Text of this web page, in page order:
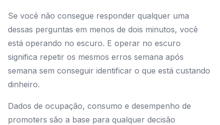
Se você não consegue responder qualquer uma
dessas perguntas em menos de dois minutos, você
está operando no escuro. E operar no escuro
significa repetir os mesmos erros semana após
semana sem conseguir identificar o que está custando
dinheiro.
Dados de ocupação, consumo e desempenho de
promoters são a base para qualquer decisão